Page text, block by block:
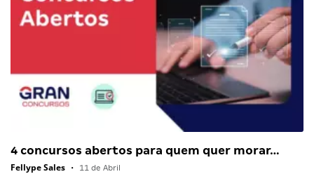
4 concursos abertos para quem quer morar…
Fellype Sales • 11 de Abril